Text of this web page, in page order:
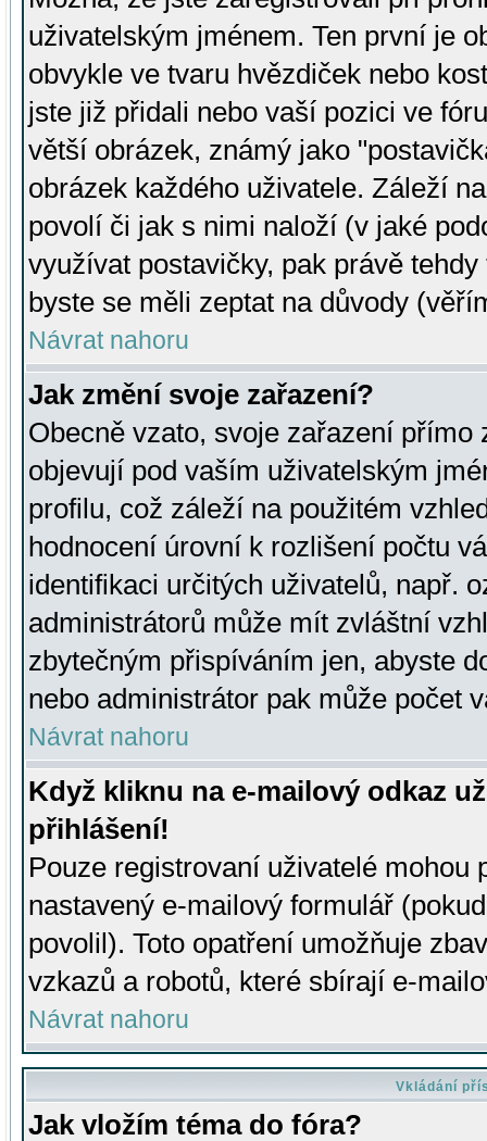
uživatelským jménem. Ten první je
obvykle ve tvaru hvězdiček nebo
jste již přidali nebo vaší pozici ve
větší obrázek, známý jako
obrázek každého uživatele. Záleží
povolí či jak s nimi naloží (v jaké
využívat postavičky, pak právě
byste se měli zeptat na důvody
Návrat nahoru
Jak změní svoje zařazení?
Obecně vzato, svoje zařazení přímo
objevují pod vaším uživatelským
profilu, což záleží na použitém
hodnocení úrovní k rozlišení počtu
identifikaci určitých uživatelů, např.
administrátorů může mít zvláštní
zbytečným přispíváním jen, abyste
nebo administrátor pak může počet
Návrat nahoru
Když kliknu na e-mailový odkaz
přihlášení!
Pouze registrovaní uživatelé mohou
nastavený e-mailový formulář
povolil). Toto opatření umožňuje
vzkazů a robotů, které sbírají e-
Návrat nahoru
Vkládání
Jak vložím téma do fóra?